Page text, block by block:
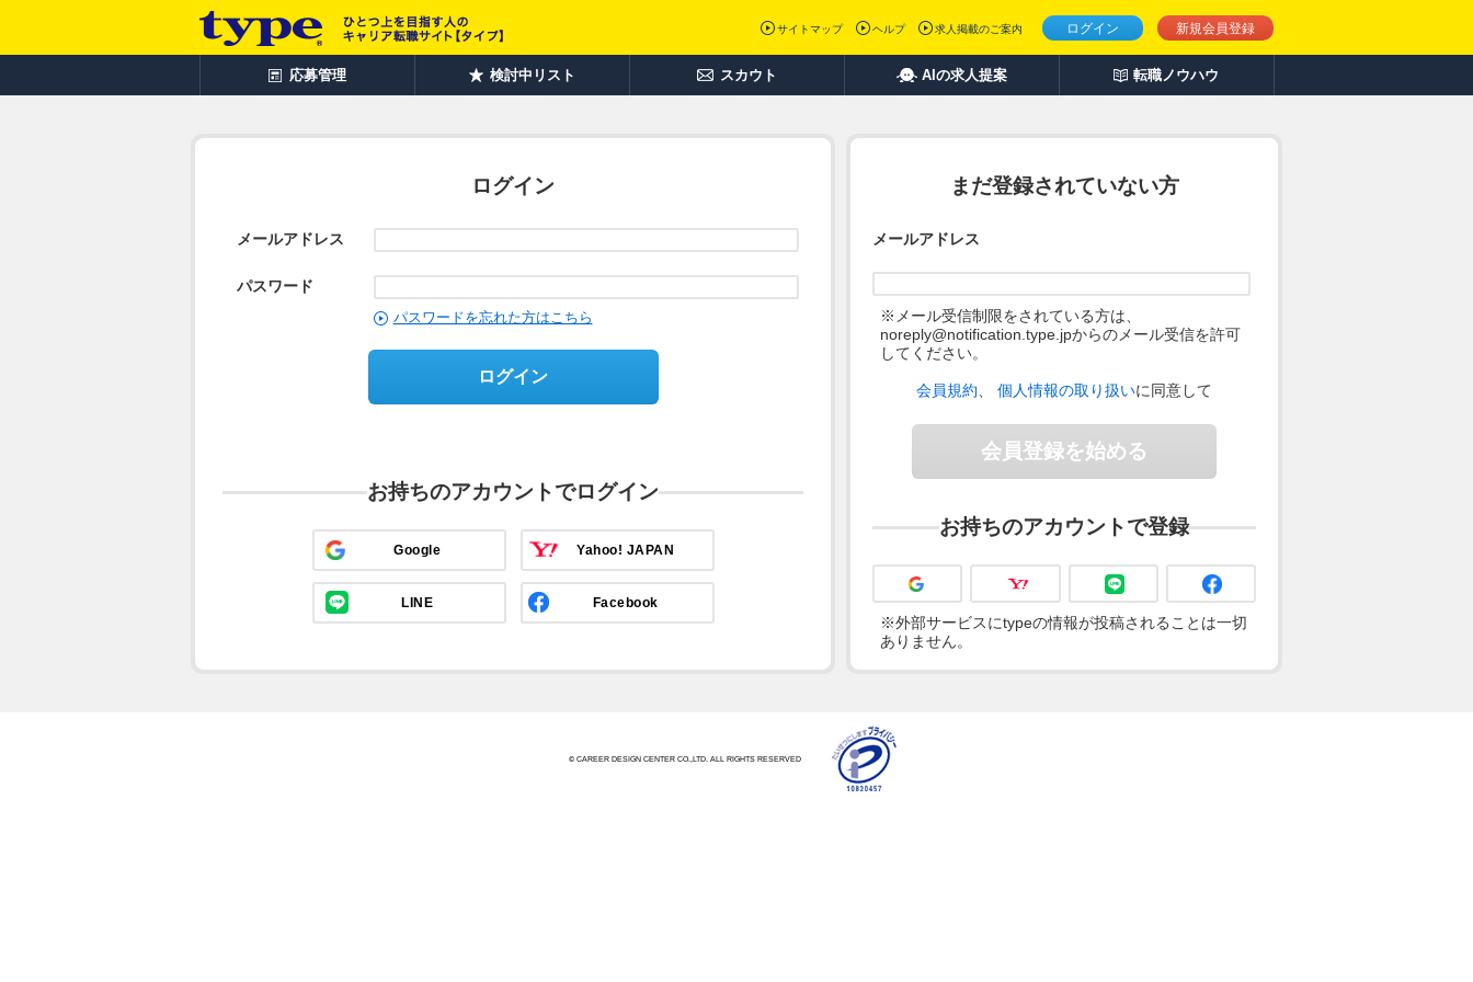
ログイン 新規会員登録
サイトマップ ヘルプ 求人掲載のご案内
応募管理 検討中リスト スカウト AIの求人提案 転職ノウハウ
ログイン
メールアドレス
パスワード
パスワードを忘れた方はこちら
ログイン
お持ちのアカウントでログイン
Google Yahoo! JAPAN
LINE Facebook
まだ登録されていない方
メールアドレス
※メール受信制限をされている方は、
noreply@notification.type.jpからのメール受信を許可
してください。
会員規約 個人情報の取り扱いに同意して
会員登録を始める
お持ちのアカウントで登録
※外部サービスにtypeの情報が投稿されることは一切
ありません。
© CAREER DESIGN CENTER CO.,LTD. ALL RIGHTS RESERVED